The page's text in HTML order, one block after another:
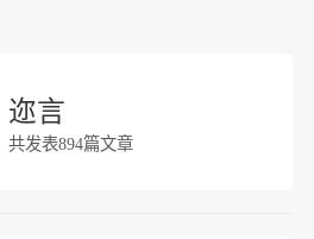
迩言
共发表894篇文章